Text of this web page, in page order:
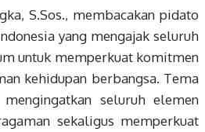
S.Sos., membacakan pidato
yang mengajak seluruh
untuk memperkuat komitmen
kehidupan berbangsa. Tema
mengingatkan seluruh elemen
sekaligus memperkuat